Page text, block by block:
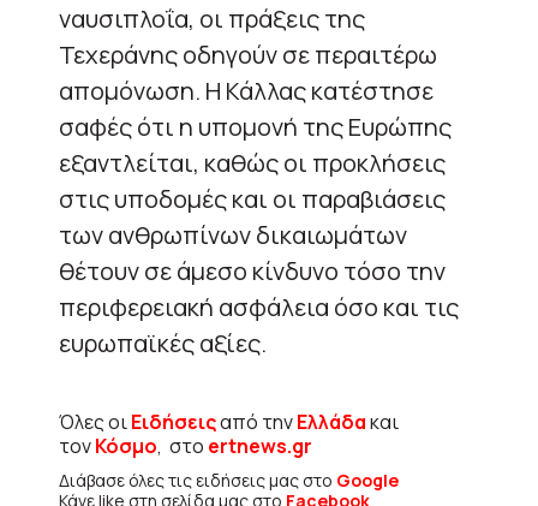
ναυσιπλοΐα, οι πράξεις της
Τεχεράνης οδηγούν σε περαιτέρω
απομόνωση. Η Κάλλας κατέστησε
σαφές ότι η υπομονή της Ευρώπης
εξαντλείται, καθώς οι προκλήσεις
στις υποδομές και οι παραβιάσεις
των ανθρωπίνων δικαιωμάτων
θέτουν σε άμεσο κίνδυνο τόσο την
περιφερειακή ασφάλεια όσο και τις
ευρωπαϊκές αξίες.
Όλες οιΕιδήσειςαπό τηνΕλλάδακαι
τονΚόσμο, στο ertnews.gr
Διάβασε όλες τις ειδήσεις μας στο Google
Κάνε like στη σελίδα μας στο Facebook